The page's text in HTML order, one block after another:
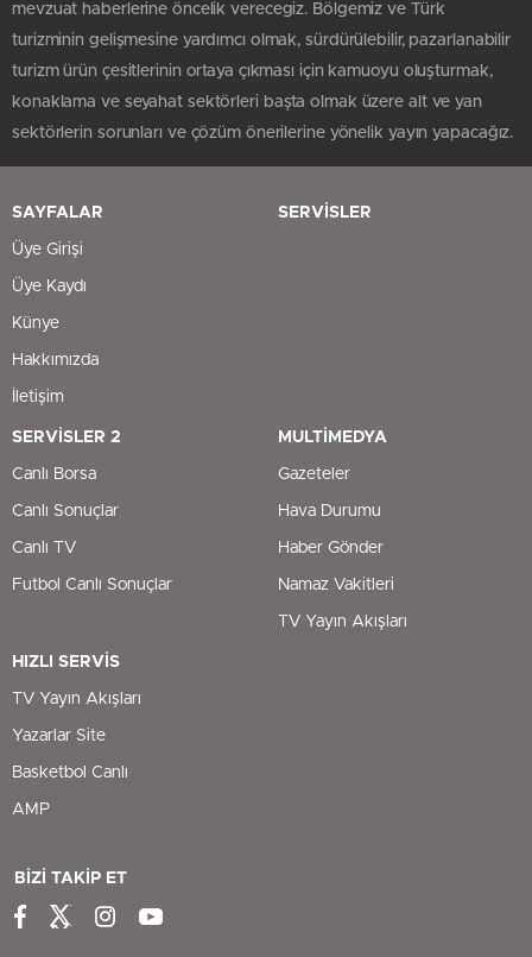
mevzuat haberlerine öncelik verecegiz. Bölgemiz ve Türk
turizminin gelişmesine yardımcı olmak, sürdürülebilir, pazarlanabilir
turizm ürün çesitlerinin ortaya çıkması için kamuoyu oluşturmak,
konaklama ve seyahat sektörleri başta olmak üzere alt ve yan
sektörlerin sorunları ve çözüm önerilerine yönelik yayın yapacağız.
SAYFALAR
Üye Girişi
Üye Kaydı
Künye
Hakkımızda
İletişim
SERVİSLER
SERVİSLER 2
Canlı Borsa
Canlı Sonuçlar
Canlı TV
Futbol Canlı Sonuçlar
MULTİMEDYA
Gazeteler
Hava Durumu
Haber Gönder
Namaz Vakitleri
TV Yayın Akışları
HIZLI SERVİS
TV Yayın Akışları
Yazarlar Site
Basketbol Canlı
AMP
BİZİ TAKİP ET